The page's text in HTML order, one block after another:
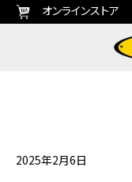
オンラインストア
2025年2月6日